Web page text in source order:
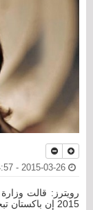
2015 إن باكستان تبحث طلبا سعوديا بإرسال قوات إلى اليمن.